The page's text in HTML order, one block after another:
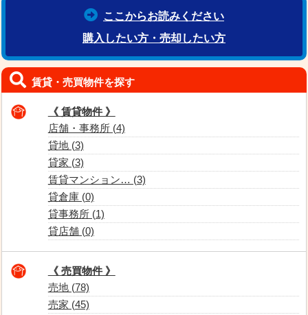
ここからお読みください
購入したい方・売却したい方
賃貸・売買物件を探す
《 賃貸物件 》
店舗・事務所 (4)
貸地 (3)
貸家 (3)
賃貸マンション… (3)
貸倉庫 (0)
貸事務所 (1)
貸店舗 (0)
《 売買物件 》
売地 (78)
売家 (45)